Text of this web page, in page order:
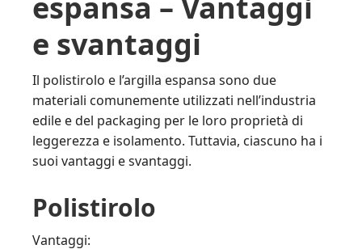
e svantaggi
Il polistirolo e l’argilla espansa sono due
materiali comunemente utilizzati nell’industria
edile e del packaging per le loro proprietà di
leggerezza e isolamento. Tuttavia, ciascuno ha i
suoi vantaggi e svantaggi.
Polistirolo
Vantaggi: